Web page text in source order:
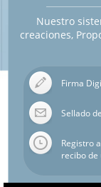
Nuestro
creaciones,
Firma
Sellado
Registro
recibo de